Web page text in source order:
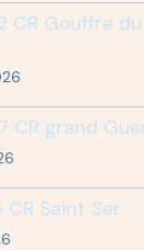
CR Gouffre du
CR grand
CR Saint Ser